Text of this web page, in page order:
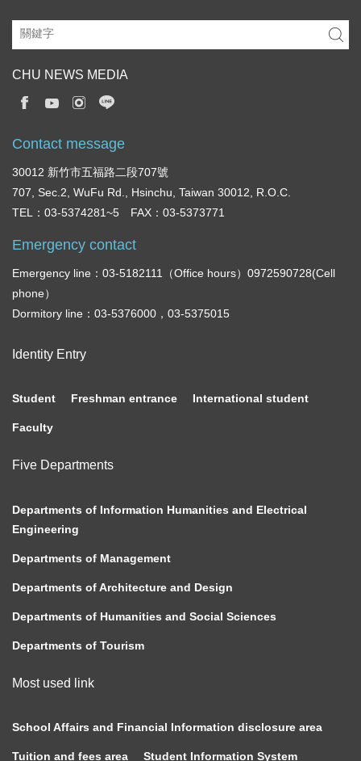
CHU NEWS MEDIA
Contact message
30012 新竹市五福路二段707號
707, Sec.2, WuFu Rd., Hsinchu, Taiwan 30012, R.O.C.
TEL：03-5374281~5 FAX：03-5373771
Emergency contact
Emergency line：03-5182111（Office hours）0972590728(Cell
phone）
Dormitory line：03-5376000，03-5375015
Identity Entry
Student Freshman entrance International student
Faculty
Five Departments
Departments of Information Humanities and Electrical
Engineering
Departments of Management
Departments of Architecture and Design
Departments of Humanities and Social Sciences
Departments of Tourism
Most used link
School Affairs and Financial Information disclosure area
Tuition and fees area Student Information System